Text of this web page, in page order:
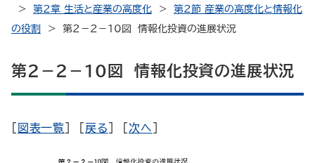
第2章 生活と産業の高度化
第2節 産業の高度化と情報化
の役割
第２－２－10図 情報化投資の進展状況
第２－２－10図 情報化投資の進展状況
図表一覧 戻る ] [次へ